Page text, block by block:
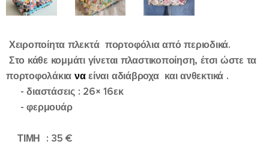
Χειροποίητα πλεκτά πορτοφόλια από περιοδικά.
Στο κάθε κομμάτι γίνεται πλαστικοποίηση, έτσι ώστε τα
πορτοφολάκια να είναι αδιάβροχα και ανθεκτικά .
- διαστάσεις : 26× 16εκ
- φερμουάρ
ΤΙΜΗ : 35 €